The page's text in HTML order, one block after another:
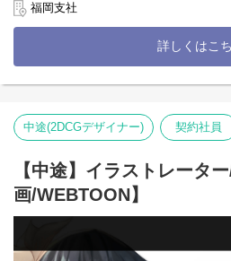
■業務の特徴
・自社タイトルだけでなく、受託案件
クライアント先には大手ゲーム会社
とのある有名タイトルに携われるチ
・ゲームイラスト制作は王道系RPG
多数のジャンルの案件があります。
スキルや希望を確認して、適したチー
■詳細
福岡支社
詳しくはこ
中途(2DCGデザイナー) 契約社員
【中途】イラストレータ
画/WEBTOON】